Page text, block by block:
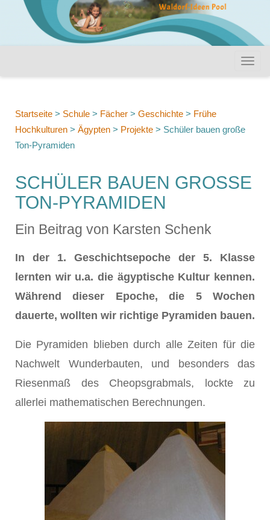
Startseite > Schule > Fächer > Geschichte > Frühe
Hochkulturen > Ägypten > Projekte > Schüler bauen große
Ton-Pyramiden
SCHÜLER BAUEN GROSSE T
ON-PYRAMIDEN
Ein Beitrag von Karsten Schenk
In der 1. Geschichtsepoche der 5. Klasse
lernten wir u.a. die ägyptische Kultur kennen.
Während dieser Epoche, die 5 Wochen
dauerte, wollten wir richtige Pyramiden bauen.
Die Pyramiden blieben durch alle Zeiten für die
Nachwelt Wunderbauten, und besonders das
Riesenmaß des Cheopsgrabmals, lockte zu
allerlei mathe­matischen Berechnungen.